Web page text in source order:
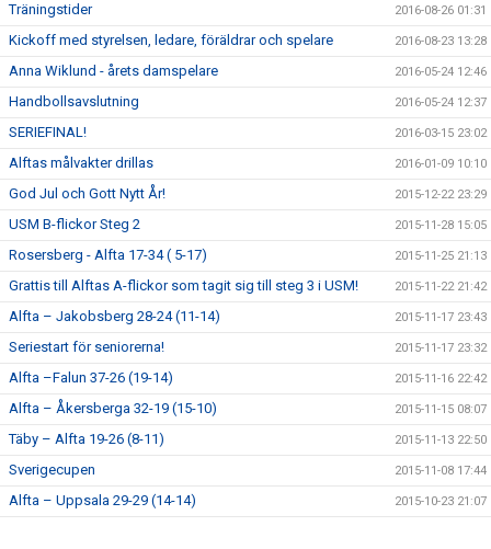
Träningstider 2016-08-26 01:31
Kickoff med styrelsen, ledare, föräldrar och spelare 2016-08-23 13:28
Anna Wiklund - årets damspelare 2016-05-24 12:46
Handbollsavslutning 2016-05-24 12:37
SERIEFINAL! 2016-03-15 23:02
Alftas målvakter drillas 2016-01-09 10:10
God Jul och Gott Nytt År! 2015-12-22 23:29
USM B-flickor Steg 2 2015-11-28 15:05
Rosersberg - Alfta 17-34 ( 5-17) 2015-11-25 21:13
Grattis till Alftas A-flickor som tagit sig till steg 3 i USM! 2015-11-22 21:42
Alfta – Jakobsberg 28-24 (11-14) 2015-11-17 23:43
Seriestart för seniorerna! 2015-11-17 23:32
Alfta –Falun 37-26 (19-14) 2015-11-16 22:42
Alfta – Åkersberga 32-19 (15-10) 2015-11-15 08:07
Täby – Alfta 19-26 (8-11) 2015-11-13 22:50
Sverigecupen 2015-11-08 17:44
Alfta – Uppsala 29-29 (14-14) 2015-10-23 21:07